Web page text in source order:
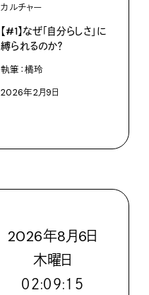
カルチャー
【#1】なぜ「自分らしさ」に
縛られるのか？
執筆：橘玲
2026年2月9日
2026年8月6日
木曜日
０２:０９:１７